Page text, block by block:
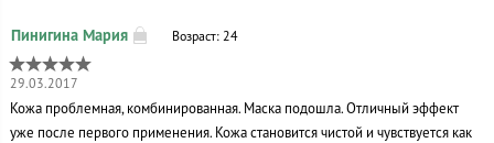
Возраст: 24
29.03.2017
Кожа проблемная, комбинированная. Маска подошла. Отличный эффект
уже после первого применения. Кожа становится чистой и чувствуется как